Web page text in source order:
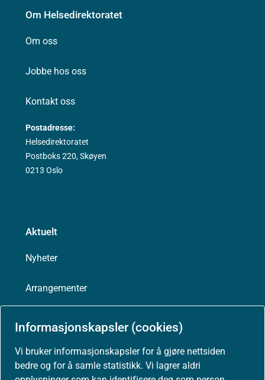
Informasjonskapsler (cookies)
Vi bruker informasjonskapsler for å gjøre nettsiden
bedre og for å samle statistikk. Vi lagrer aldri
Om Helsedirektoratet
Om oss
Jobbe hos oss
Kontakt oss
Postadresse:
Helsedirektoratet
Postboks 220, Skøyen
0213 Oslo
Aktuelt
Nyheter
Arrangementer
Presse